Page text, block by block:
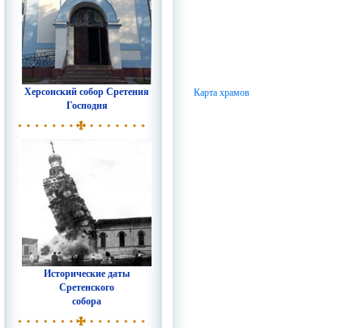
Херсонский собор Сретения
Господня
Исторические даты
Сретенского
собора
Карта храмов